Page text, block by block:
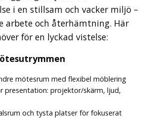
i en stillsam och vacker miljö –
arbete och återhämtning. Här
för en lyckad vistelse:
mötesrum med flexibel möblering
presentation: projektor/skärm, ljud,
och tysta platser för fokuserat